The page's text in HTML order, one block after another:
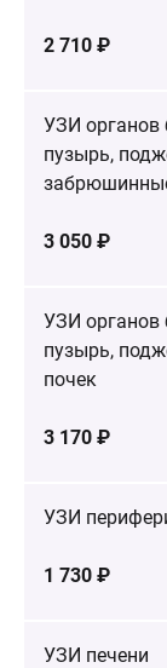
2 710 ₽
УЗИ органов
пузырь,
3 050 ₽
УЗИ органов
пузырь,
почек
3 170 ₽
УЗИ
1 730 ₽
УЗИ печени